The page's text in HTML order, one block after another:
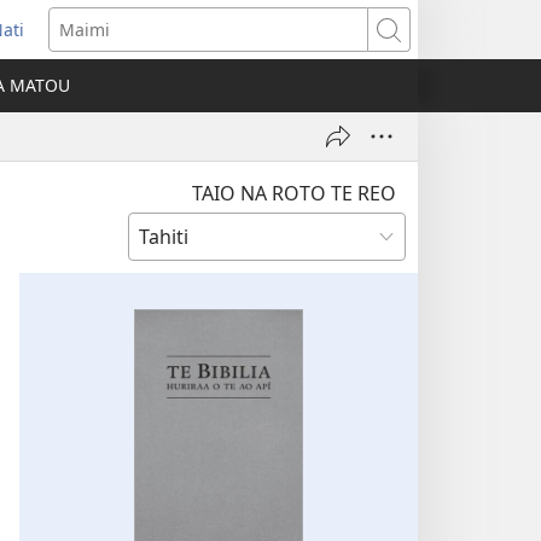
Maimi
MATOU
TAIO NA ROTO TE REO